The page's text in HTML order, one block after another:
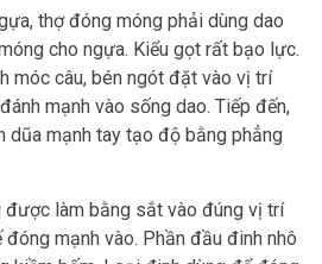
thợ đóng móng phải dùng dao
cho ngựa. Kiểu gọt rất bạo lực.
móc câu, bén ngót đặt vào vị trí
mạnh vào sống dao. Tiếp đến,
dũa mạnh tay tạo độ bằng phẳng
được làm bằng sắt vào đúng vị trí
mạnh vào. Phần đầu đinh nhô